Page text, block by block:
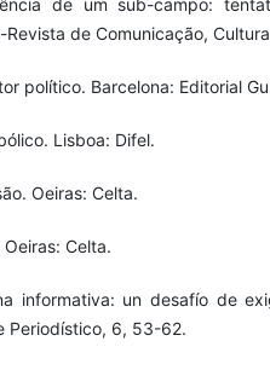
de Comunicação,
político. Barcelona: Editorial
Lisboa: Difel.
Oeiras: Celta.
Celta.
informativa: un desafío de
Periodístico, 6, 53-62.